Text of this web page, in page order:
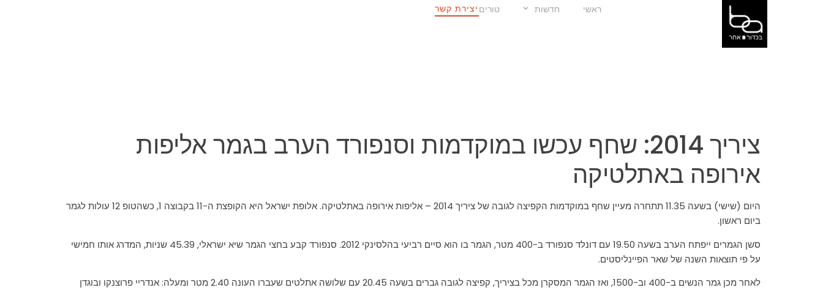
ראשי חדשות טוריםיצירת קשר
ציריך 2014: שחף עכשו במוקדמות וסנפורד הערב בגמר אליפות
אירופה באתלטיקה
היום (שישי) בשעה 11.35 תתחרה מעיין שחף במוקדמות הקפיצה לגובה של ציריך 2014 – אליפות אירופה באתלטיקה. אלופת ישראל היא הקופצת ה-11 בקבוצה 1, כשהטופ 12 עולות לגמר
ביום ראשון.
סשן הגמרים ייפתח הערב בשעה 19.50 עם דונלד סנפורד ב-400 מטר, הגמר בו הוא סיים רביעי בהלסינקי 2012. סנפורד קבע בחצי הגמר שיא ישראלי, 45.39 שניות, המדרג אותו חמישי
על פי תוצאות השנה של שאר הפיינליסטים.
לאחר מכן גמר הנשים ב-400 וב-1500, ואז הגמר המסקרן מכל בציריך, קפיצה לגובה גברים בשעה 20.45 עם שלושה אתלטים שעברו העונה 2.40 מטר ומעלה: אנדריי פרוצנקו ובוגדן